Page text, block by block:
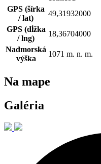
GPS (šírka
/ lat)
49,31932000
GPS (dĺžka
/ lng)
18,36704000
Nadmorská
výška
1071 m. n. m.
Na mape
Galéria